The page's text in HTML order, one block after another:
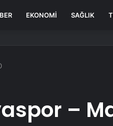
EKONOMI SAĞLIK
–